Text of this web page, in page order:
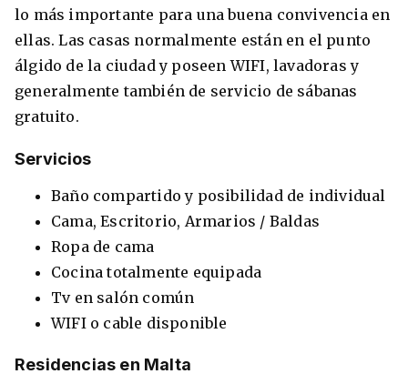
lo más importante para una buena convivencia en
ellas. Las casas normalmente están en el punto
álgido de la ciudad y poseen WIFI, lavadoras y
generalmente también de servicio de sábanas
gratuito.
Servicios
Baño compartido y posibilidad de individual
Cama, Escritorio, Armarios / Baldas
Ropa de cama
Cocina totalmente equipada
Tv en salón común
WIFI o cable disponible
Residencias en Malta